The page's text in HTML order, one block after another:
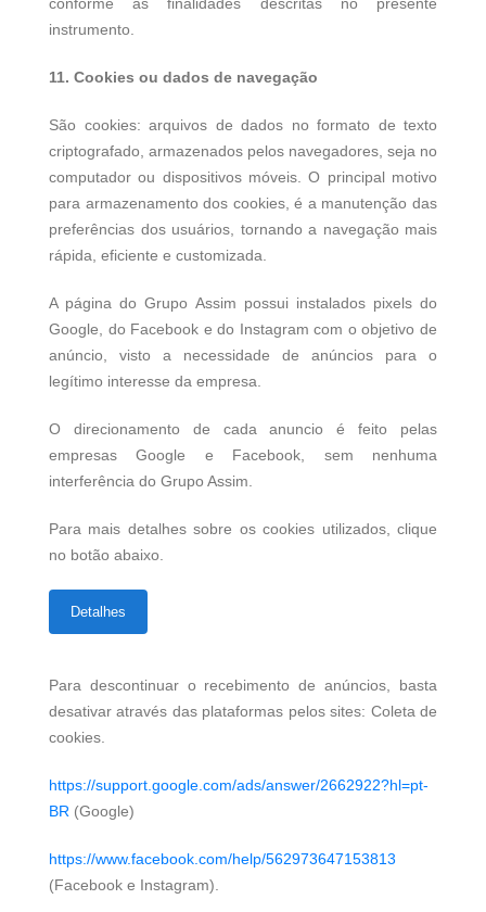
instrumento.
11. Cookies ou dados de navegação
São cookies: arquivos de dados no formato de texto
criptografado, armazenados pelos navegadores, seja no
computador ou dispositivos móveis. O principal motivo
para armazenamento dos cookies, é a manutenção das
preferências dos usuários, tornando a navegação mais
rápida, eficiente e customizada.
A página do Grupo Assim possui instalados pixels do
Google, do Facebook e do Instagram com o objetivo de
anúncio, visto a necessidade de anúncios para o
legítimo interesse da empresa.
O direcionamento de cada anuncio é feito pelas
empresas Google e Facebook, sem nenhuma
interferência do Grupo Assim.
Para mais detalhes sobre os cookies utilizados, clique
no botão abaixo.
Detalhes
Para descontinuar o recebimento de anúncios, basta
desativar através das plataformas pelos sites: Coleta de
cookies.
https://support.google.com/ads/answer/2662922?hl=pt-
BR (Google)
https://www.facebook.com/help/562973647153813
(Facebook e Instagram).